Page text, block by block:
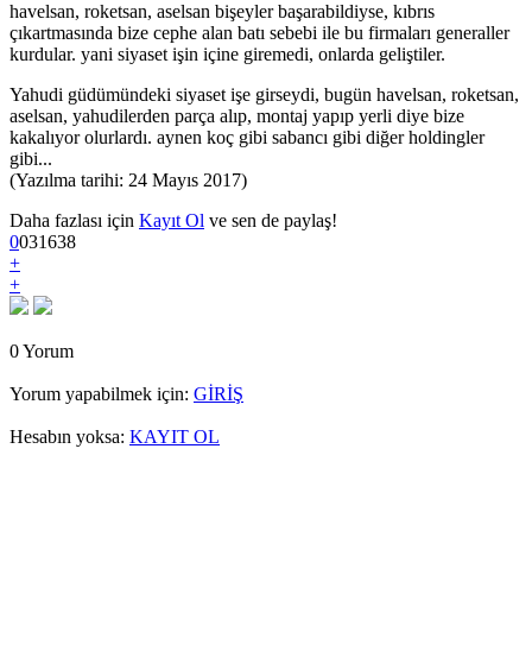
havelsan, roketsan, aselsan bişeyler başarabildiyse, kıbrıs
çıkartmasında bize cephe alan batı sebebi ile bu firmaları generaller
kurdular. yani siyaset işin içine giremedi, onlarda geliştiler.
Yahudi güdümündeki siyaset işe girseydi, bugün havelsan, roketsan,
aselsan, yahudilerden parça alıp, montaj yapıp yerli diye bize
kakalıyor olurlardı. aynen koç gibi sabancı gibi diğer holdingler
gibi...
(Yazılma tarihi: 24 Mayıs 2017)
Daha fazlası için Kayıt Ol ve sen de paylaş!
0031638
+
+
0 Yorum
Yorum yapabilmek için: GİRİŞ
Hesabın yoksa: KAYIT OL